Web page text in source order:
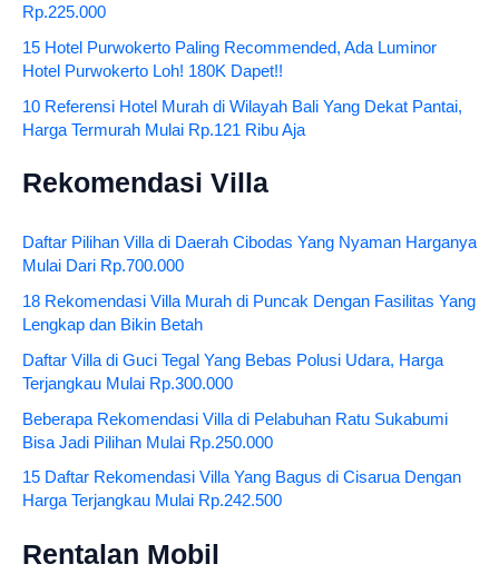
Rp.225.000
15 Hotel Purwokerto Paling Recommended, Ada Luminor
Hotel Purwokerto Loh! 180K Dapet!!
10 Referensi Hotel Murah di Wilayah Bali Yang Dekat Pantai,
Harga Termurah Mulai Rp.121 Ribu Aja
Rekomendasi Villa
Daftar Pilihan Villa di Daerah Cibodas Yang Nyaman Harganya
Mulai Dari Rp.700.000
18 Rekomendasi Villa Murah di Puncak Dengan Fasilitas Yang
Lengkap dan Bikin Betah
Daftar Villa di Guci Tegal Yang Bebas Polusi Udara, Harga
Terjangkau Mulai Rp.300.000
Beberapa Rekomendasi Villa di Pelabuhan Ratu Sukabumi
Bisa Jadi Pilihan Mulai Rp.250.000
15 Daftar Rekomendasi Villa Yang Bagus di Cisarua Dengan
Harga Terjangkau Mulai Rp.242.500
Rentalan Mobil